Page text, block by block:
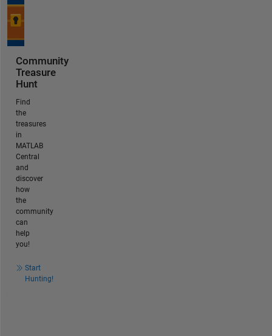
Community
Treasure
Hunt
Find
the
treasures
in
MATLAB
Central
and
discover
how
the
community
can
help
you!
Start
Hunting!